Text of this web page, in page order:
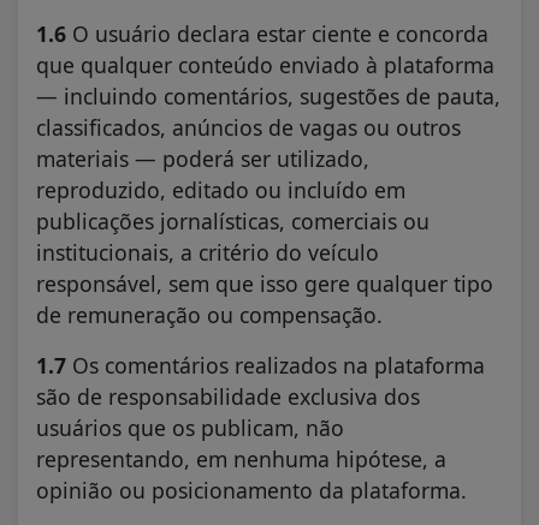
1.6 O usuário declara estar ciente e concorda
que qualquer conteúdo enviado à plataforma
— incluindo comentários, sugestões de pauta,
classificados, anúncios de vagas ou outros
materiais — poderá ser utilizado,
reproduzido, editado ou incluído em
publicações jornalísticas, comerciais ou
institucionais, a critério do veículo
responsável, sem que isso gere qualquer tipo
de remuneração ou compensação.
1.7 Os comentários realizados na plataforma
são de responsabilidade exclusiva dos
usuários que os publicam, não
representando, em nenhuma hipótese, a
opinião ou posicionamento da plataforma.